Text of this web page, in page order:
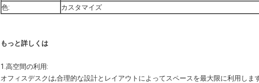
色:
カスタマイズ
もっと詳しくは
1.高空間の利用:
オフィスデスクは,合理的な設計とレイアウトによってスペースを最大限に利用しま